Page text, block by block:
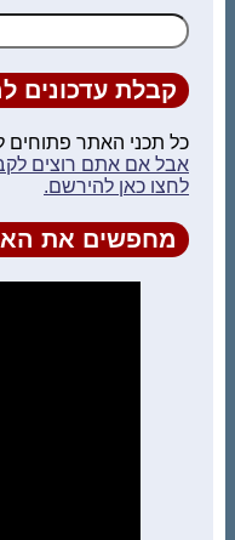
חיפוש:
קבלת עדכונים
כל תכני האתר פתוחים
אבל אם אתם רוצים
לחצו כאן להירשם.
מחפשים את